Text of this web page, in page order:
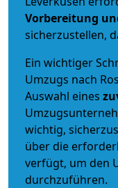
Vorbereitung
sicherzustellen,
Ein wichtiger
Umzugs nach
Auswahl eines
wichtig,
über die
verfügt, um den
durchzuführen.